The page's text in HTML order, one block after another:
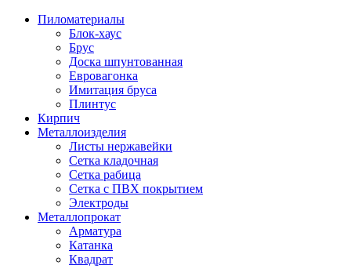
Пиломатериалы
Блок-хаус
Брус
Доска шпунтованная
Евровагонка
Имитация бруса
Плинтус
Кирпич
Металлоизделия
Листы нержавейки
Сетка кладочная
Сетка рабица
Сетка с ПВХ покрытием
Электроды
Металлопрокат
Арматура
Катанка
Квадрат